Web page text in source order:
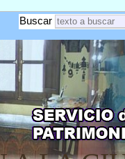
Buscar